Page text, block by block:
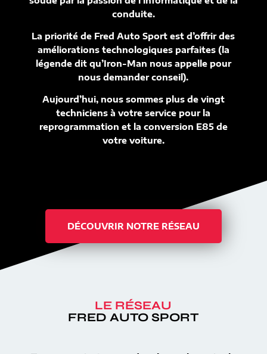
conduite.
La priorité de Fred Auto Sport est d’offrir des
améliorations technologiques parfaites (la
légende dit qu’Iron-Man nous appelle pour
nous demander conseil).
Aujourd’hui, nous sommes plus de vingt
techniciens à votre service pour la
reprogrammation et la conversion E85 de
votre voiture.
DÉCOUVRIR NOTRE RÉSEAU
LE RÉSEAU
FRED AUTO SPORT